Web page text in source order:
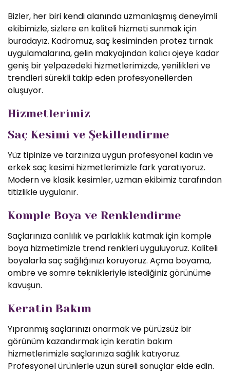
Bizler, her biri kendi alanında uzmanlaşmış deneyimli
ekibimizle, sizlere en kaliteli hizmeti sunmak için
buradayız. Kadromuz, saç kesiminden protez tırnak
uygulamalarına, gelin makyajından kalıcı ojeye kadar
geniş bir yelpazedeki hizmetlerimizde, yenilikleri ve
trendleri sürekli takip eden profesyonellerden
oluşuyor.
Hizmetlerimiz
Saç Kesimi ve Şekillendirme
Yüz tipinize ve tarzınıza uygun profesyonel kadın ve
erkek saç kesimi hizmetlerimizle fark yaratıyoruz.
Modern ve klasik kesimler, uzman ekibimiz tarafından
titizlikle uygulanır.
Komple Boya ve Renklendirme
Saçlarınıza canlılık ve parlaklık katmak için komple
boya hizmetimizle trend renkleri uyguluyoruz. Kaliteli
boyalarla saç sağlığınızı koruyoruz. Açma boyama,
ombre ve somre teknikleriyle istediğiniz görünüme
kavuşun.
Keratin Bakım
Yıpranmış saçlarınızı onarmak ve pürüzsüz bir
görünüm kazandırmak için keratin bakım
hizmetlerimizle saçlarınıza sağlık katıyoruz.
Profesyonel ürünlerle uzun süreli sonuçlar elde edin.